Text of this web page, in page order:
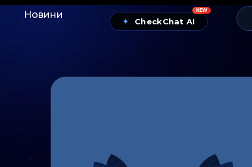
Новини
✦ CheckChat AI
NEW